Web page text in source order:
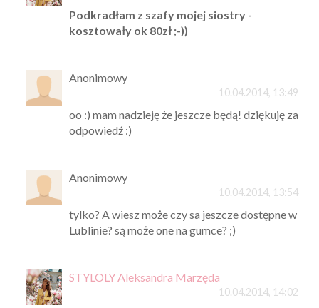
Podkradłam z szafy mojej siostry -
kosztowały ok 80zł ;-))
Anonimowy
10.04.2014, 13:49
oo :) mam nadzieję że jeszcze będą! dziękuję za
odpowiedź :)
Anonimowy
10.04.2014, 13:54
tylko? A wiesz może czy sa jeszcze dostępne w
Lublinie? są może one na gumce? ;)
STYLOLY Aleksandra Marzęda
10.04.2014, 14:02